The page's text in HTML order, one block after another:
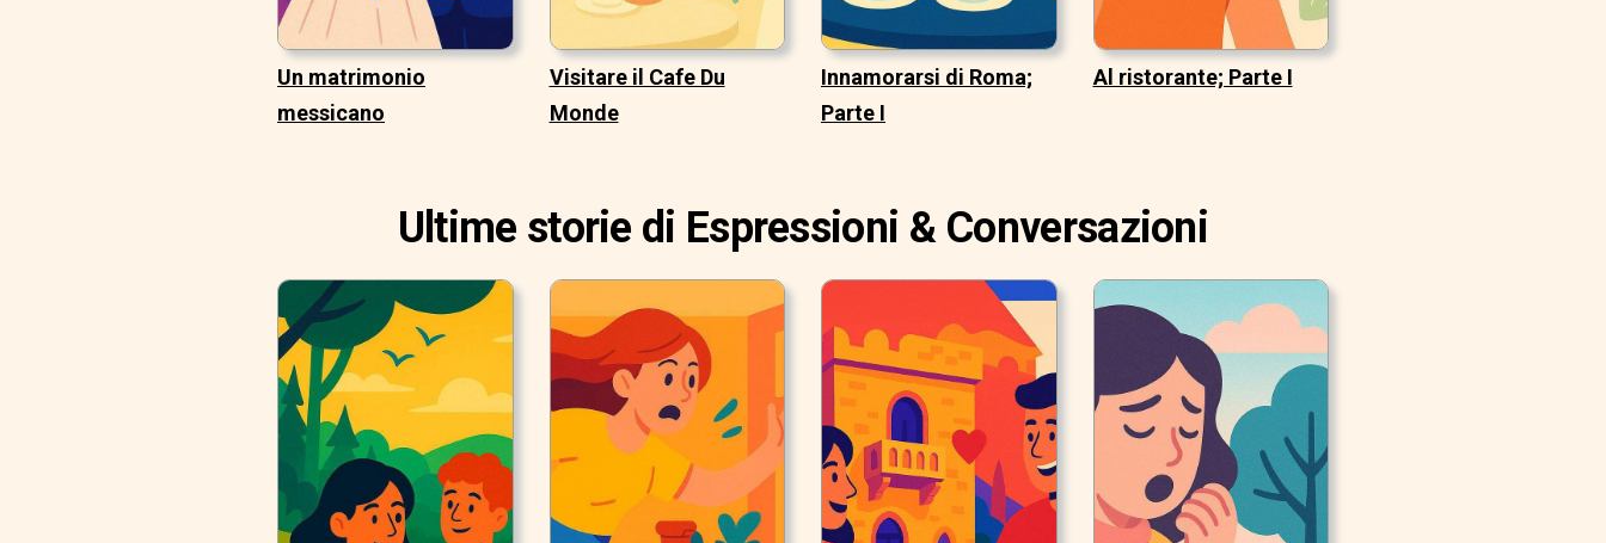
Un matrimonio
messicano
Visitare il Cafe Du
Monde
Innamorarsi di Roma;
Parte I
Al ristorante; Parte I
Ultime storie di Espressioni & Conversazioni